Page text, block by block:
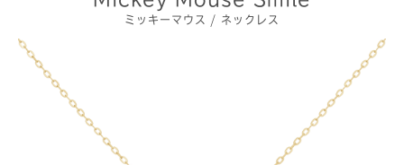
ミッキーマウス / ネックレス